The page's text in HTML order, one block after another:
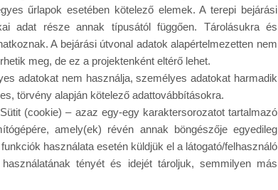
űrlapok esetében kötelező elemek. A terepi bejárási
adat része annak típusától függően. Tárolásukra és
A bejárási útvonal adatok alapértelmezetten nem
meg, de ez a projektenként eltérő lehet.
adatokat nem használja, személyes adatokat harmadik
törvény alapján kötelező adattovábbításokra.
(cookie) – azaz egy-egy karaktersorozatot tartalmazó
amely(ek) révén annak böngészője egyedileg
használata esetén küldjük el a látogató/felhasználó
tényét és idejét tároljuk, semmilyen más